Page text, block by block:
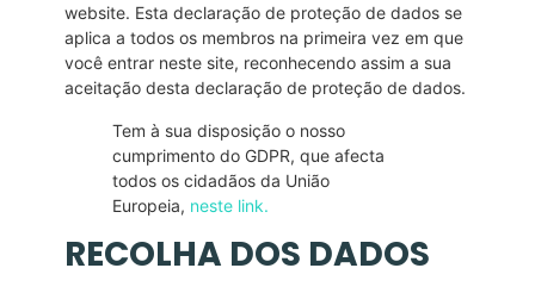
website. Esta declaração de proteção de dados se
aplica a todos os membros na primeira vez em que
você entrar neste site, reconhecendo assim a sua
aceitação desta declaração de proteção de dados.
Tem à sua disposição o nosso
cumprimento do GDPR, que afecta
todos os cidadãos da União
Europeia, neste link.
RECOLHA DOS DADOS